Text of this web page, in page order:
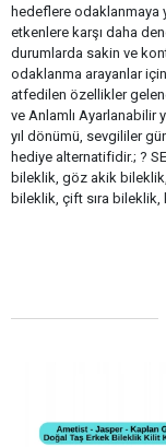
hedeflere odaklanmaya
etkenlere karşı daha
durumlarda sakin ve
odaklanma arayanlar
atfedilen özellikler
ve Anlamlı Ayarlanabilir
yıl dönümü, sevgililer
hediye alternatifidir.; ?
bileklik, göz akik
bileklik, çift sıra bileklik,